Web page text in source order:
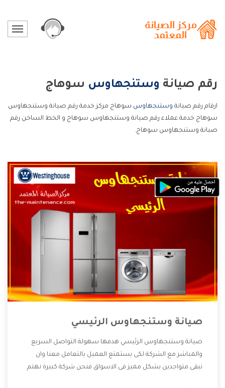
رقم صيانة وستنجهاوس سوهاج
ارقام رقم صيانة وستنجهاوس سوهاج مركز خدمة رقم صيانة وستنجهاوس
سوهاج خدمة عملاء رقم صيانة وستنجهاوس سوهاج و الخط الساخن رقم
صيانة وستنجهاوس سوهاج.
صيانة وستنجهاوس الرئيسي
صيانة وستنجهاوس الرئيسي هدفها سهولة التواصل السريع
والمباشر مع الشركة لكى يستمتع العميل بالتعامل معنا وان
نبقى متواجدين بشكل مميز فى الاسواق فنحن شركة كبيرة نهتم